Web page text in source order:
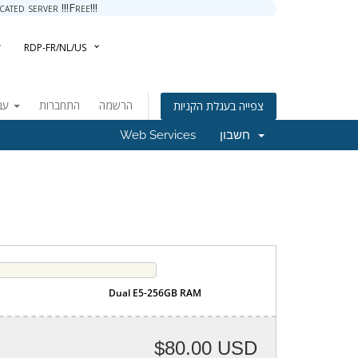
server !!!Free!!!
RDP-FR/NL/US
התחברות הרשמה צפייה בעגלת הקניות
Web Services
Dual E5-256GB RAM
$80.00 USD